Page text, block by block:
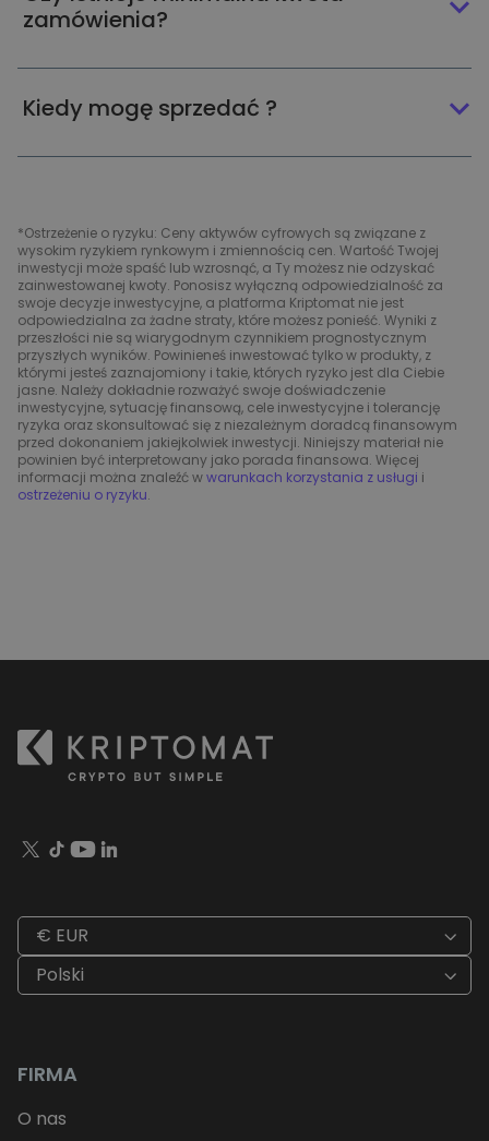
zamówienia?
Kiedy mogę sprzedać ?
*Ostrzeżenie o ryzyku: Ceny aktywów cyfrowych są związane z
wysokim ryzykiem rynkowym i zmiennością cen. Wartość Twojej
inwestycji może spaść lub wzrosnąć, a Ty możesz nie odzyskać
zainwestowanej kwoty. Ponosisz wyłączną odpowiedzialność za
swoje decyzje inwestycyjne, a platforma Kriptomat nie jest
odpowiedzialna za żadne straty, które możesz ponieść. Wyniki z
przeszłości nie są wiarygodnym czynnikiem prognostycznym
przyszłych wyników. Powinieneś inwestować tylko w produkty, z
którymi jesteś zaznajomiony i takie, których ryzyko jest dla Ciebie
jasne. Należy dokładnie rozważyć swoje doświadczenie
inwestycyjne, sytuację finansową, cele inwestycyjne i tolerancję
ryzyka oraz skonsultować się z niezależnym doradcą finansowym
przed dokonaniem jakiejkolwiek inwestycji. Niniejszy materiał nie
powinien być interpretowany jako porada finansowa. Więcej
informacji można znaleźć wwarunkach korzystania z usługi i
ostrzeżeniu o ryzyku.
€ EUR
Polski
FIRMA
O nas